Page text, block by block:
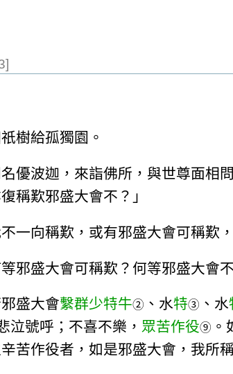
樹給孤獨園。
優波迦，來詣佛所，與世尊面相
稱歎邪盛大會不？」
一向稱歎，或有邪盛大會可稱歎
邪盛大會可稱歎？何等邪盛大會不
盛大會繫群少特牛② 、水特③ 、水
泣號呼；不喜不樂， 眾苦作役⑨
苦作役者，如是邪盛大會，我所